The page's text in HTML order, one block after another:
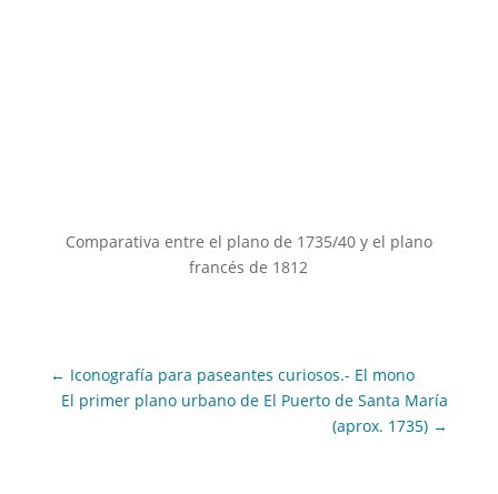
Comparativa entre el plano de 1735/40 y el plano
francés de 1812
← Iconografía para paseantes curiosos.- El mono
El primer plano urbano de El Puerto de Santa María
(aprox. 1735) →